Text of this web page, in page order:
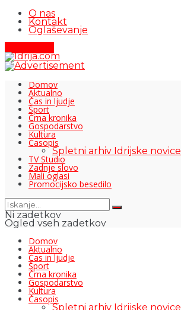
O nas
Kontakt
Oglaševanje
Domov
Aktualno
Čas in ljudje
Šport
Črna kronika
Gospodarstvo
Kultura
Časopis
Spletni arhiv Idrijske novice
TV Studio
Zadnje slovo
Mali oglasi
Promocijsko besedilo
Ni zadetkov
Ogled vseh zadetkov
Domov
Aktualno
Čas in ljudje
Šport
Črna kronika
Gospodarstvo
Kultura
Časopis
Spletni arhiv Idrijske novice